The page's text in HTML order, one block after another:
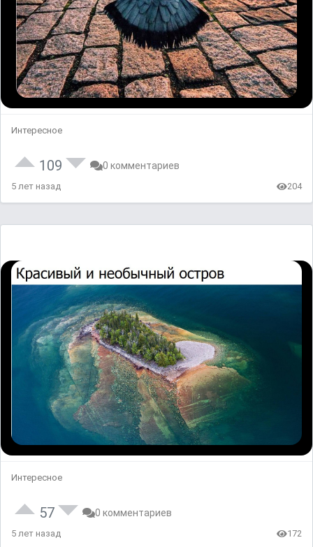
Интересное
109 0 комментариев
5 лет назад 204
Интересное
57 0 комментариев
5 лет назад 172